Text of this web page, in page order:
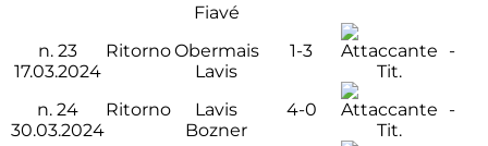
Fiavé
n. 23
17.03.2024
RitornoObermais
Lavis
1-3
Tit.
-
n. 24
30.03.2024
Ritorno
Lavis
Bozner
4-0
Tit.
-